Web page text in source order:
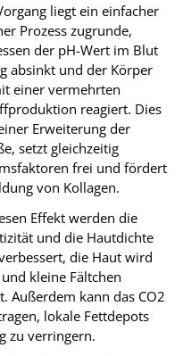
liegt ein einfacher
Prozess zugrunde,
der pH-Wert im Blut
absinkt und der Körper
einer vermehrten
reagiert. Dies
Erweiterung der
setzt gleichzeitig
frei und fördert
von Kollagen.
Effekt werden die
und die Hautdichte
die Haut wird
kleine Fältchen
Außerdem kann das CO2
lokale Fettdepots
zu verringern.